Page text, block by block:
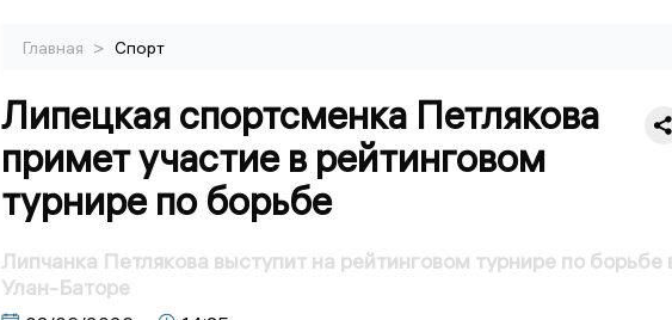
Главная > Спорт
Липецкая спортсменка Петлякова
примет участие в рейтинговом
турнире по борьбе
Липчанка Петлякова выступит на рейтинговом турнире по борьбе
Улан-Баторе